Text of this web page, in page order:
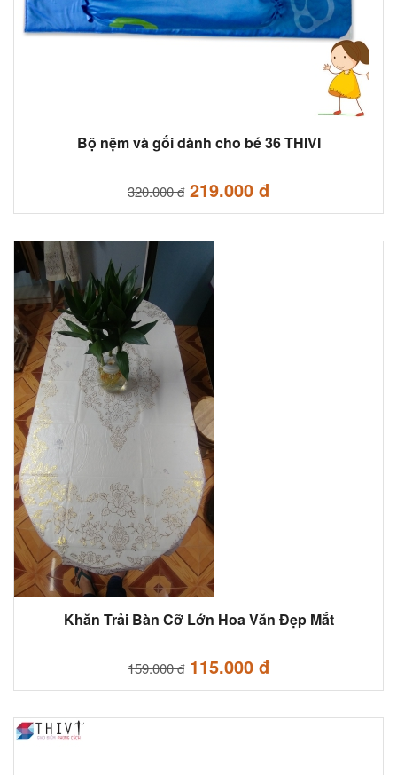
Bộ nệm và gối dành cho bé 36 THIVI
320.000 đ219.000 đ
Khăn Trải Bàn Cỡ Lớn Hoa Văn Đẹp Mắt
159.000 đ115.000 đ